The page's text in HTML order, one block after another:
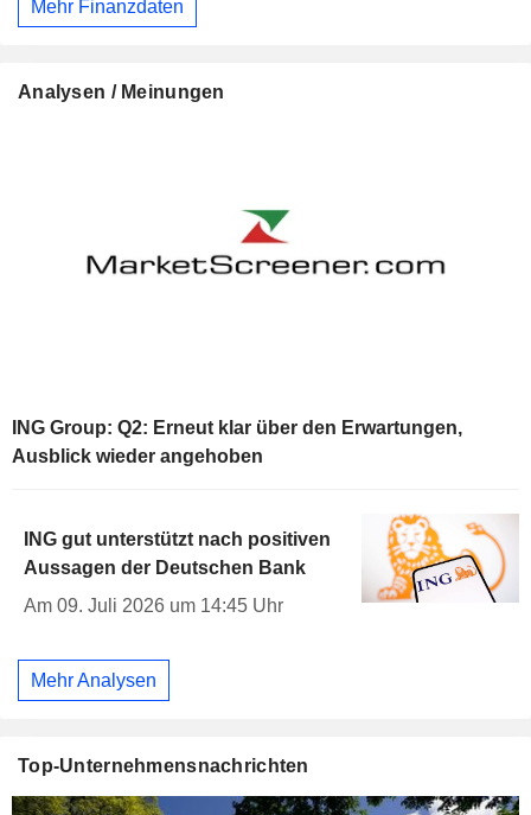
Mehr Finanzdaten
Analysen / Meinungen
ING Group: Q2: Erneut klar über den Erwartungen,
Ausblick wieder angehoben
ING gut unterstützt nach positiven
Aussagen der Deutschen Bank
Am 09. Juli 2026 um 14:45 Uhr
Mehr Analysen
Top-Unternehmensnachrichten